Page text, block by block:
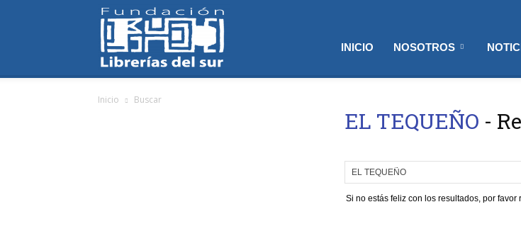
INICIO NOSOTROS
Inicio Buscar
EL TEQUEÑO -
Si no estás feliz con los resultados, por